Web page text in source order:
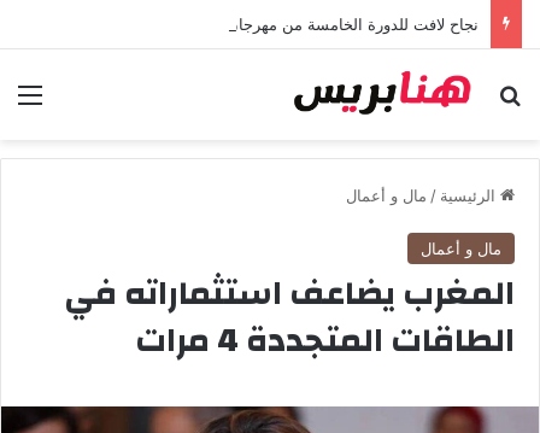
بحث عن
الرئيسية / مال و أعمال
مال و أعمال
المغرب يضاعف استثماراته في
الطاقات المتجددة 4 مرات